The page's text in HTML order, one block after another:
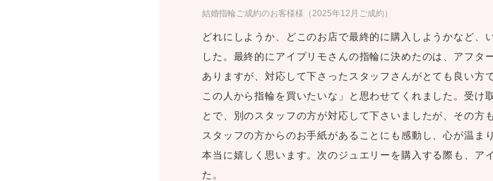
プロポーズサポート
ショップ
結婚指輪ご成約のお客様様（2025年12月ご成約）
どれにしようか、どこのお店で最終的に購入しようかなど、
した。最終的にアイプリモさんの指輪に決めたのは、アフ
ありますが、対応して下さったスタッフさんがとても良い方
この人から指輪を買いたいな」と思わせてくれました。受け
とで、別のスタッフの方が対応して下さいましたが、その方
スタッフの方からのお手紙があることにも感動し、心が温ま
本当に嬉しく思います。次のジュエリーを購入する際も、ア
た。